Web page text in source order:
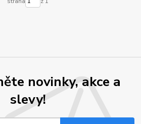
novinky, akce a
slevy!